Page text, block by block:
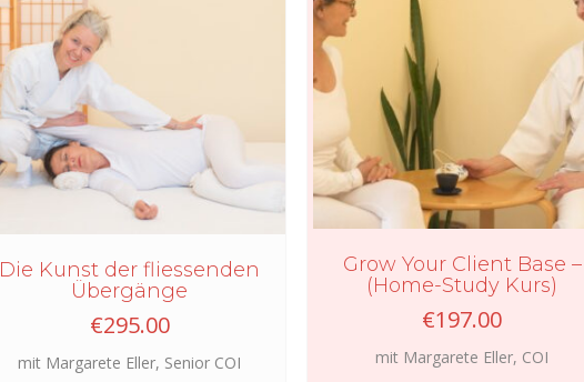
Die Kunst der fliessenden
Übergänge
€295.00
mit Margarete Eller, Senior COI
Grow Your Client Base –
(Home-Study Kurs)
€197.00
mit Margarete Eller, COI